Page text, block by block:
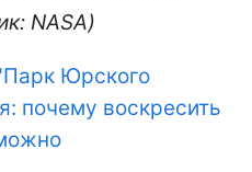
NASA)
Юрского
почему воскресить